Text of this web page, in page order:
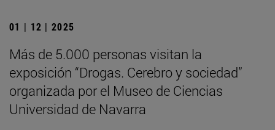
01 | 12 | 2025
Más de 5.000 personas visitan la
exposición “Drogas. Cerebro y sociedad”
organizada por el Museo de Ciencias
Universidad de Navarra